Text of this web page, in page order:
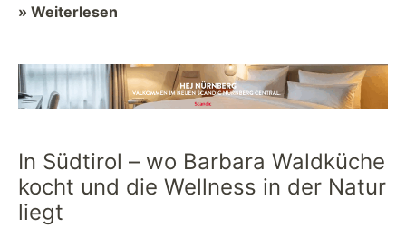
genussvollen Urlaub finden in dem seit ...
» Weiterlesen
In Südtirol – wo Barbara Waldküche
kocht und die Wellness in der Natur
liegt